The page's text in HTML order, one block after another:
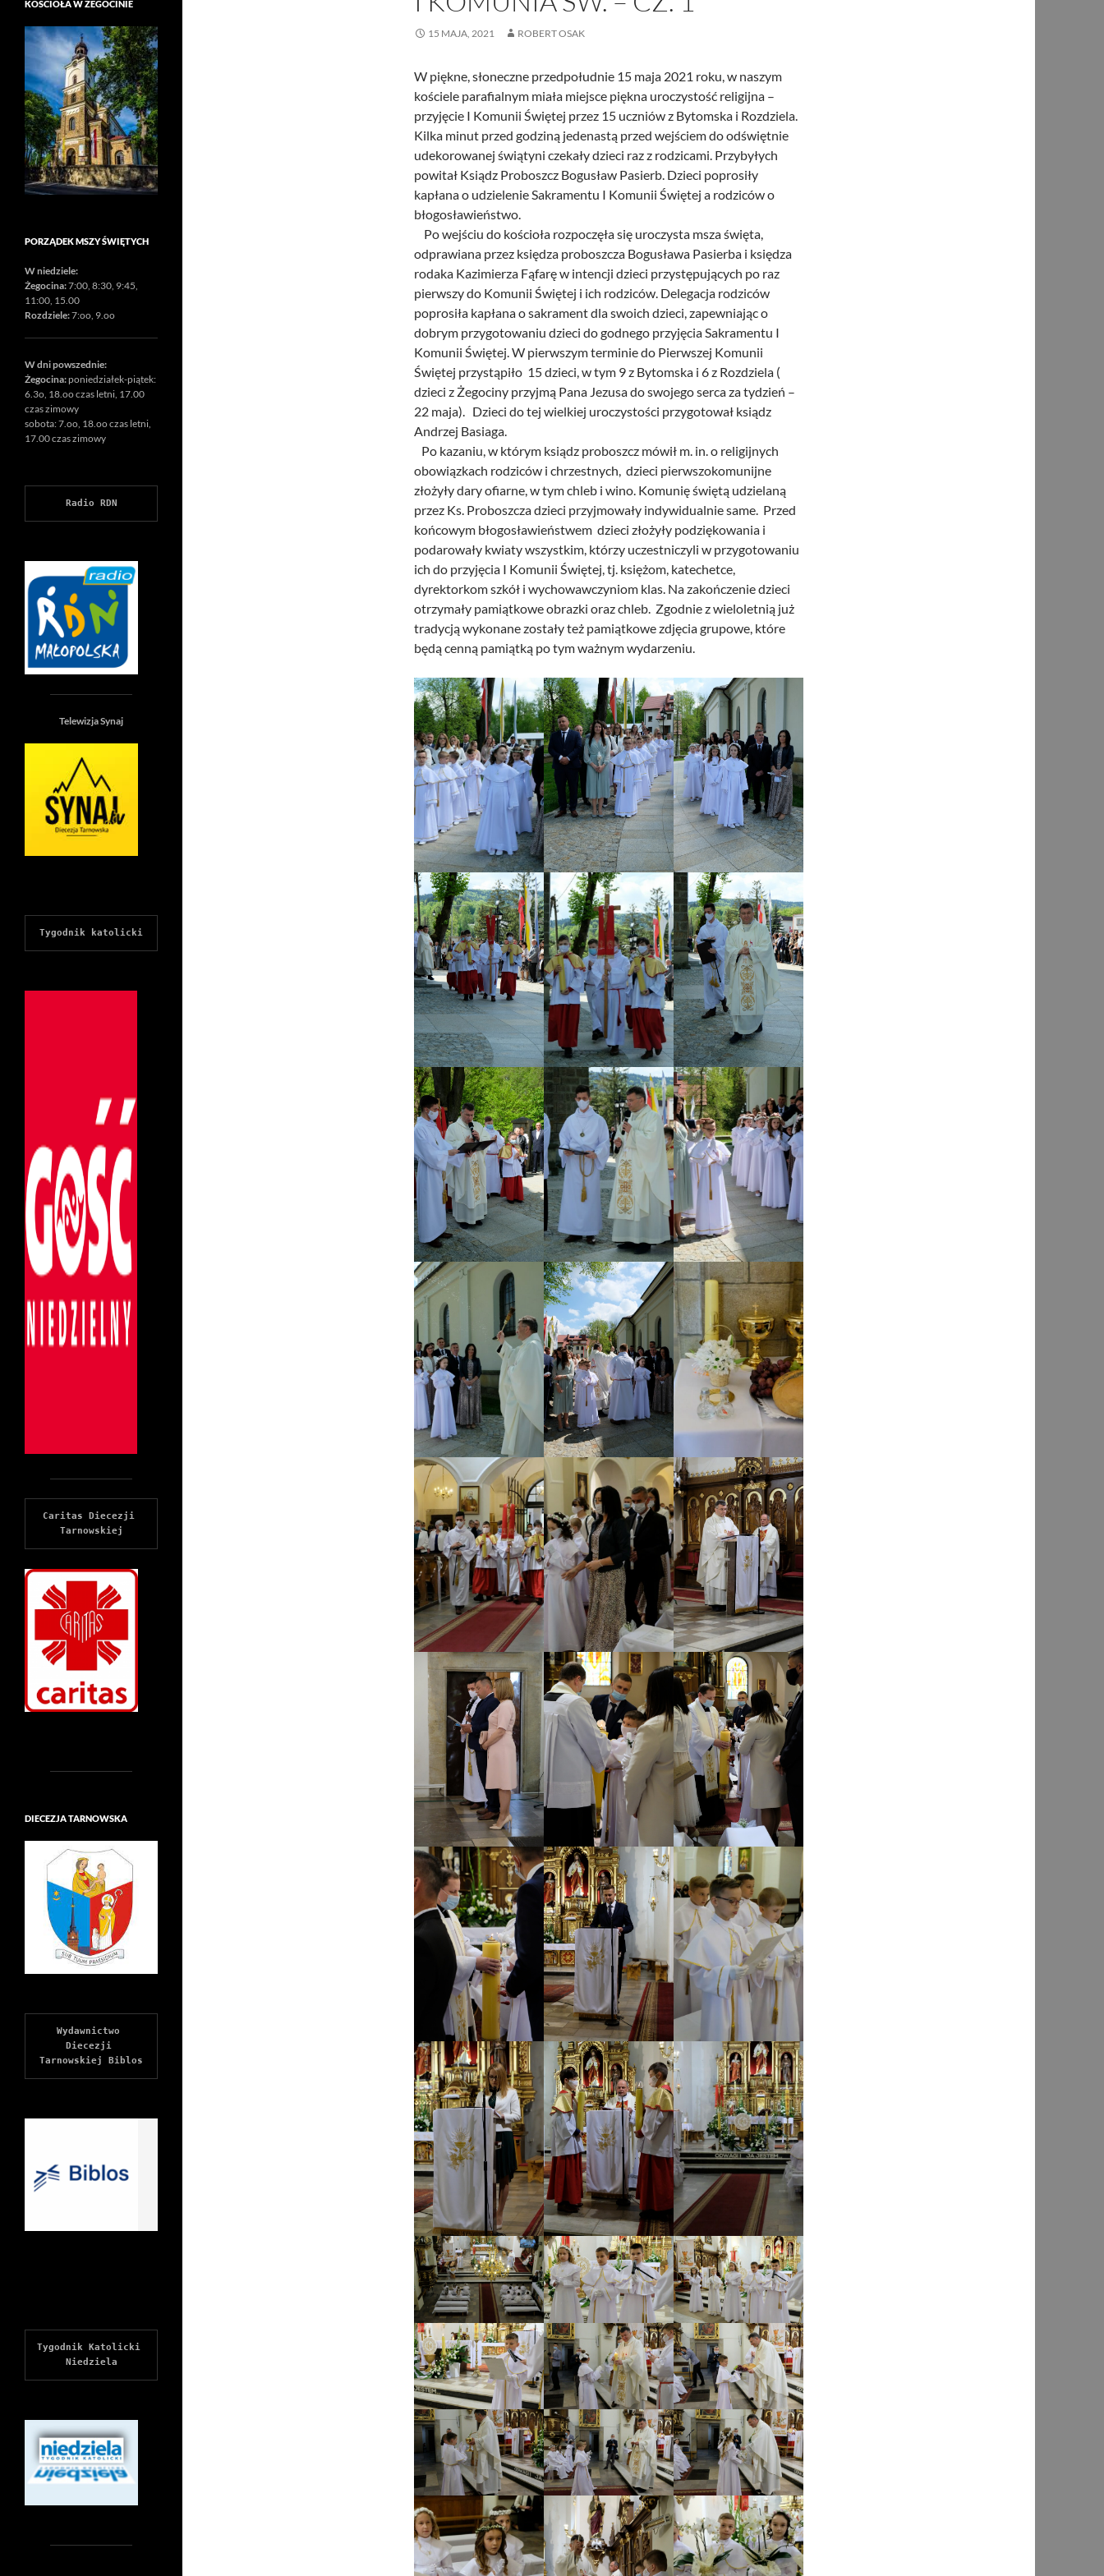
15 MAJA, 2021 ROBERT OSAK
W piękne, słoneczne przedpołudnie 15 maja 2021 roku, w naszym
kościele parafialnym miała miejsce piękna uroczystość religijna –
przyjęcie I Komunii Świętej przez 15 uczniów z Bytomska i Rozdziela.
Kilka minut przed godziną jedenastą przed wejściem do odświętnie
udekorowanej świątyni czekały dzieci raz z rodzicami. Przybyłych
powitał Ksiądz Proboszcz Bogusław Pasierb. Dzieci poprosiły
kapłana o udzielenie Sakramentu I Komunii Świętej a rodziców o
błogosławieństwo.
Po wejściu do kościoła rozpoczęła się uroczysta msza święta,
odprawiana przez księdza proboszcza Bogusława Pasierba i księdza
rodaka Kazimierza Fąfarę w intencji dzieci przystępujących po raz
pierwszy do Komunii Świętej i ich rodziców. Delegacja rodziców
poprosiła kapłana o sakrament dla swoich dzieci, zapewniając o
dobrym przygotowaniu dzieci do godnego przyjęcia Sakramentu I
Komunii Świętej. W pierwszym terminie do Pierwszej Komunii
Świętej przystąpiło 15 dzieci, w tym 9 z Bytomska i 6 z Rozdziela (
dzieci z Żegociny przyjmą Pana Jezusa do swojego serca za tydzień –
22 maja). Dzieci do tej wielkiej uroczystości przygotował ksiądz
Andrzej Basiaga.
Po kazaniu, w którym ksiądz proboszcz mówił m. in. o religijnych
obowiązkach rodziców i chrzestnych, dzieci pierwszokomunijne
złożyły dary ofiarne, w tym chleb i wino. Komunię świętą udzielaną
przez Ks. Proboszcza dzieci przyjmowały indywidualnie same. Przed
końcowym błogosławieństwem dzieci złożyły podziękowania i
podarowały kwiaty wszystkim, którzy uczestniczyli w przygotowaniu
ich do przyjęcia I Komunii Świętej, tj. księżom, katechetce,
dyrektorkom szkół i wychowawczyniom klas. Na zakończenie dzieci
otrzymały pamiątkowe obrazki oraz chleb. Zgodnie z wieloletnią już
tradycją wykonane zostały też pamiątkowe zdjęcia grupowe, które
będą cenną pamiątką po tym ważnym wydarzeniu.
KOŚCIOŁA W ŻEGOCINIE
PORZĄDEK MSZY ŚWIĘTYCH
W niedziele:
Żegocina:7:00, 8:30, 9:45,
11:00, 15.00
Rozdziele:7:oo, 9.oo
W dni powszednie:
Żegocina: poniedziałek-piątek:
6.3o, 18.oo czas letni, 17.00
czas zimowy
sobota: 7.oo, 18.oo czas letni,
17.00 czas zimowy
Radio RDN
Telewizja Synaj
Tygodnik katolicki
Caritas Diecezji
Tarnowskiej
DIECEZJA TARNOWSKA
Wydawnictwo
Diecezji
Tarnowskiej Biblos
Tygodnik Katolicki
Niedziela